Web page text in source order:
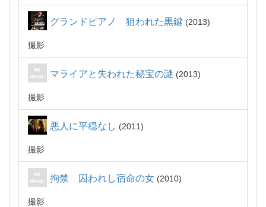
グランドピアノ 狙われた黒鍵 2013
撮影
マライアと失われた秘宝の謎 2013
撮影
悪人に平穏なし 2011
撮影
拘禁 囚われし宿命の女 2010
撮影